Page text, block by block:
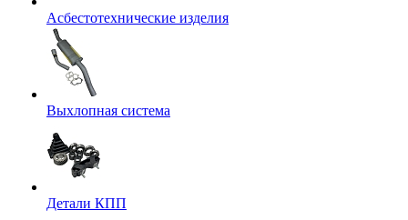
Асбестотехнические изделия
Выхлопная система
Детали КПП